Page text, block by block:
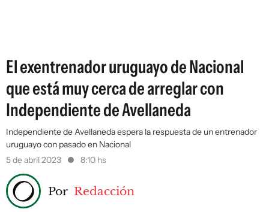
El exentrenador uruguayo de Nacional
que está muy cerca de arreglar con
Independiente de Avellaneda
Independiente de Avellaneda espera la respuesta de un entrenador
uruguayo con pasado en Nacional
5 de abril 2023
8:10 hs
Por Redacción